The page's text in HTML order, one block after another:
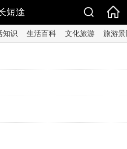
短途
知识 生活百科 文化旅游 旅游景